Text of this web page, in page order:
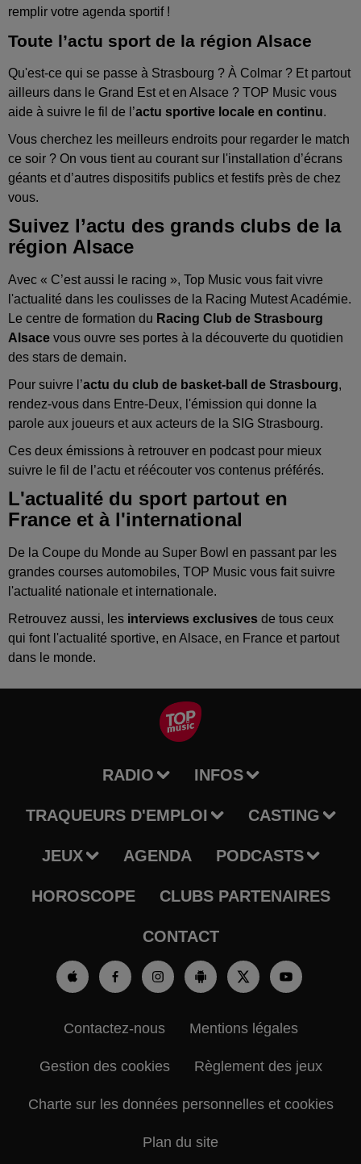
remplir votre agenda sportif !
Toute l’actu sport de la région Alsace
Qu'est-ce qui se passe à Strasbourg ? À Colmar ? Et partout
ailleurs dans le Grand Est et en Alsace ? TOP Music vous
aide à suivre le fil de l’actu sportive locale en continu.
Vous cherchez les meilleurs endroits pour regarder le match
ce soir ? On vous tient au courant sur l'installation d’écrans
géants et d’autres dispositifs publics et festifs près de chez
vous.
Suivez l’actu des grands clubs de la
région Alsace
Avec « C’est aussi le racing », Top Music vous fait vivre
l'actualité dans les coulisses de la Racing Mutest Académie.
Le centre de formation du Racing Club de Strasbourg
Alsace vous ouvre ses portes à la découverte du quotidien
des stars de demain.
Pour suivre l’actu du club de basket-ball de Strasbourg,
rendez-vous dans Entre-Deux, l'émission qui donne la
parole aux joueurs et aux acteurs de la SIG Strasbourg.
Ces deux émissions à retrouver en podcast pour mieux
suivre le fil de l’actu et réécouter vos contenus préférés.
L'actualité du sport partout en
France et à l'international
De la Coupe du Monde au Super Bowl en passant par les
grandes courses automobiles, TOP Music vous fait suivre
l'actualité nationale et internationale.
Retrouvez aussi, les interviews exclusives de tous ceux
qui font l'actualité sportive, en Alsace, en France et partout
dans le monde.
RADIO INFOS
TRAQUEURS D'EMPLOI CASTING
JEUX AGENDA PODCASTS
HOROSCOPE CLUBS PARTENAIRES
CONTACT
Contactez-nous Mentions légales
Gestion des cookies Règlement des jeux
Charte sur les données personnelles et cookies
Plan du site